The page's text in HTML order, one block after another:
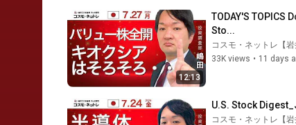
12:13
TODAY'S
Sto...
コスモ・ネットレ【
33K views • 11 days
U.S. Stock
コスモ・ネットレ【